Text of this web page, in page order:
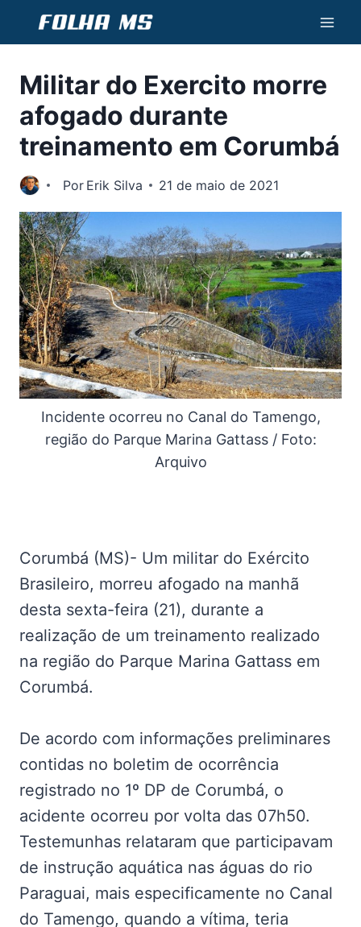
Conteúdo
Militar do Exercito morre
afogado durante
treinamento em Corumbá
Por Erik Silva 21 de maio de 2021
Incidente ocorreu no Canal do Tamengo,
região do Parque Marina Gattass / Foto:
Arquivo
Corumbá (MS)- Um militar do Exército
Brasileiro, morreu afogado na manhã
desta sexta-feira (21), durante a
realização de um treinamento realizado
na região do Parque Marina Gattass em
Corumbá.
De acordo com informações preliminares
contidas no boletim de ocorrência
registrado no 1º DP de Corumbá, o
acidente ocorreu por volta das 07h50.
Testemunhas relataram que participavam
de instrução aquática nas águas do rio
Paraguai, mais especificamente no Canal
do Tamengo, quando a vítima, teria